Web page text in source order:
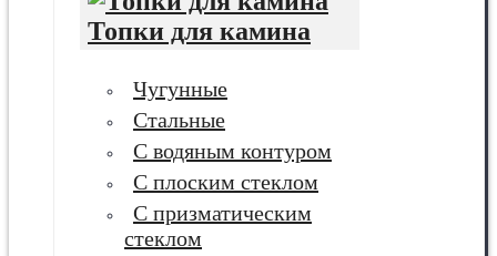
Топки для камина
Чугунные
Стальные
С водяным контуром
С плоским стеклом
С призматическим
стеклом